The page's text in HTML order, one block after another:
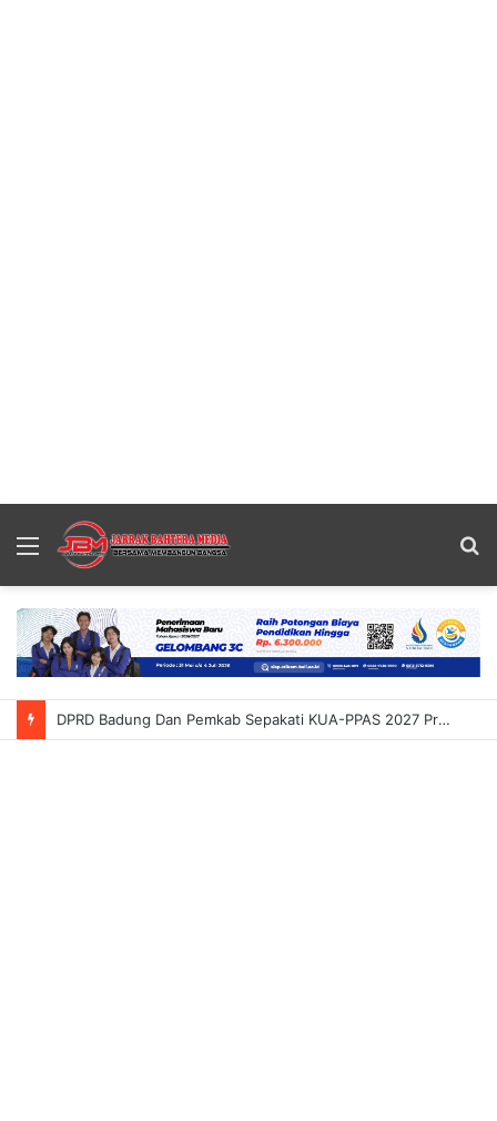
Menu
DPRD Badung Apresiasi Pemerintah Sepakati Rancangan KUA-PPAS 2027 Prioritaskan Belanja Infrastruktur 55 Persen